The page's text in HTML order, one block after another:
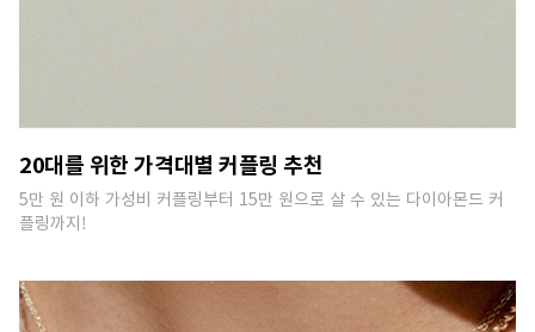
20대를 위한 가격대별 커플링 추천
5만 원 이하 가성비 커플링부터 15만 원으로 살 수 있는 다이아몬드 커
플링까지!